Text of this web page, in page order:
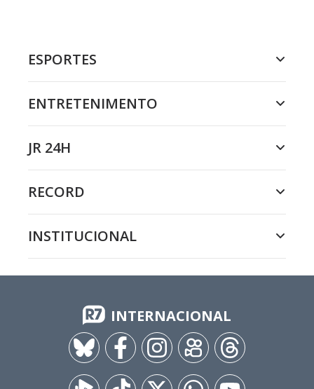
ESPORTES
ENTRETENIMENTO
JR 24H
RECORD
INSTITUCIONAL
INTERNACIONAL